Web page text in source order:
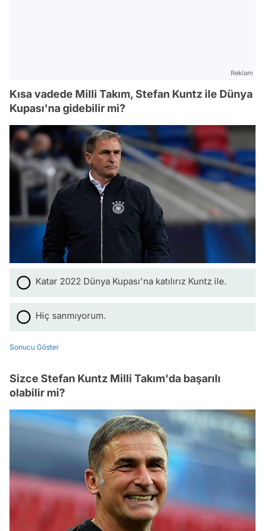
Reklam
Kısa vadede Milli Takım, Stefan Kuntz ile Dünya
Kupası'na gidebilir mi?
Katar 2022 Dünya Kupası'na katılırız Kuntz ile.
Hiç sanmıyorum.
Sonucu Göster
Sizce Stefan Kuntz Milli Takım'da başarılı
olabilir mi?